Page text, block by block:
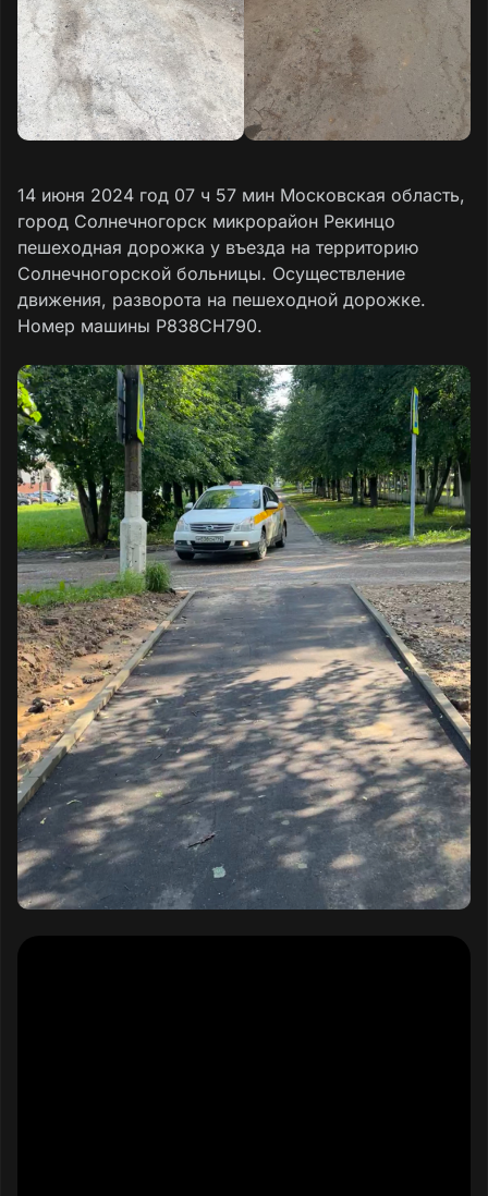
14 июня 2024 год 07 ч 57 мин Московская область,
город Солнечногорск микрорайон Рекинцо
пешеходная дорожка у въезда на территорию
Солнечногорской больницы. Осуществление
движения, разворота на пешеходной дорожке.
Номер машины Р838СН790.